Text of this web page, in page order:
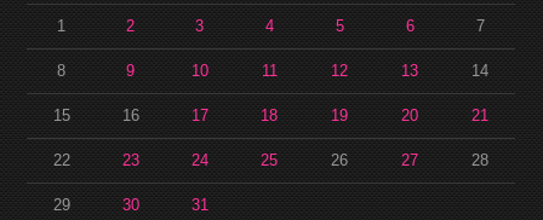
1 2 3 4 5 6 7
8 9 10 11 12 13 14
15 16 17 18 19 20 21
22 23 24 25 26 27 28
29 30 31